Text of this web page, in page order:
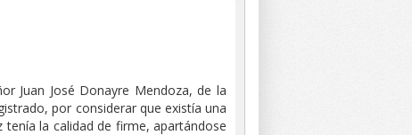
Juan José Donayre Mendoza, de la
por considerar que existía una
la calidad de firme, apartándose